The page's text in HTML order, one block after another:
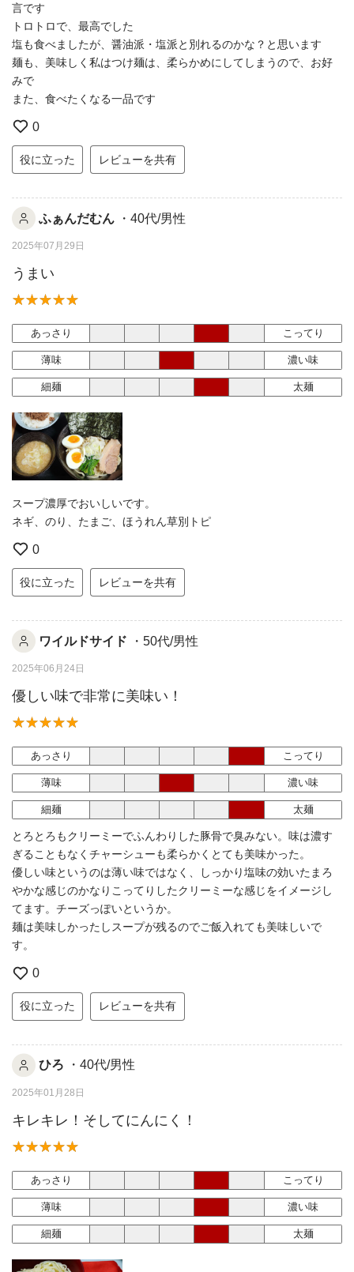
言です
トロトロで、最高でした
塩も食べましたが、醤油派・塩派と別れるのかな？と思います
麺も、美味しく私はつけ麺は、柔らかめにしてしまうので、お好
みで
また、食べたくなる一品です
0
役に立った レビューを共有
ふぁんだむん ・40代/男性
2025年07月29日
うまい
あっさり こってり
薄味 濃い味
細麺 太麺
スープ濃厚でおいしいです。
ネギ、のり、たまご、ほうれん草別トピ
0
役に立った レビューを共有
ワイルドサイド ・50代/男性
2025年06月24日
優しい味で非常に美味い！
あっさり こってり
薄味 濃い味
細麺 太麺
とろとろもクリーミーでふんわりした豚骨で臭みない。味は濃す
ぎることもなくチャーシューも柔らかくとても美味かった。
優しい味というのは薄い味ではなく、しっかり塩味の効いたまろ
やかな感じのかなりこってりしたクリーミーな感じをイメージし
てます。チーズっぽいというか。
麺は美味しかったしスープが残るのでご飯入れても美味しいで
す。
0
役に立った レビューを共有
ひろ ・40代/男性
2025年01月28日
キレキレ！そしてにんにく！
あっさり こってり
薄味 濃い味
細麺 太麺